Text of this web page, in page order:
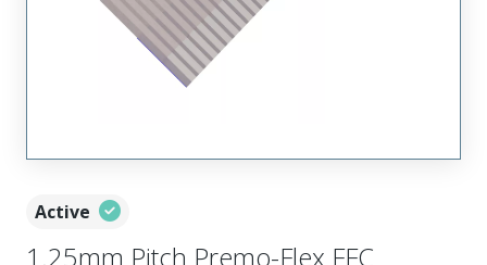
Active
1.25mm Pitch Premo-Flex FFC